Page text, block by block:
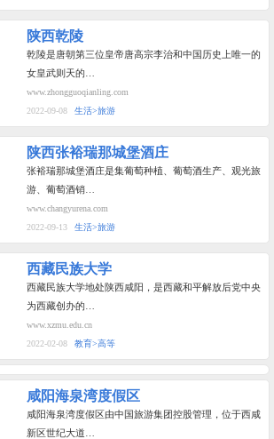
陕西乾陵
乾陵是唐朝第三位皇帝唐高宗李治和中国历史上唯一的
女皇武则天的…
www.zhongguoqianling.com
2022-09-08
生活>旅游
陕西张裕瑞那城堡酒庄
张裕瑞那城堡酒庄是集葡萄种植、葡萄酒生产、观光旅
游、葡萄酒销…
www.changyurena.com
2022-09-13
生活>旅游
西藏民族大学
西藏民族大学地处陕西咸阳，是西藏和平解放后党中央
为西藏创办的…
www.xzmu.edu.cn
2022-02-08
教育>高等
咸阳海泉湾度假区
咸阳海泉湾度假区由中国旅游集团控股管理，位于西咸
新区世纪大道…